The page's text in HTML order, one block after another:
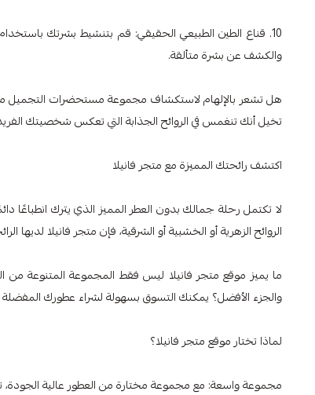
10. قناع الطين الطبيعي الحقيقي: قم بتنشيط بشرتك
والكشف عن بشرة متألقة.
تخيل أنك تنغمس في الروائح الجذابة التي تعكس شخصيتك
اكتشف رائحتك المميزة مع متجر فانيلا
لا تكتمل رحلة جمالك بدون العطر المميز الذي يترك انطباعًا
الروائح الزهرية أو الخشبية أو الشرقية، فإن متجر فانيلا لديها
ما يميز موقع متجر فانيلا ليس فقط المجموعة المتنوعة من
والجزء الأفضل؟ يمكنك التسوق بسهولة لشراء عطورك المفضلة
لماذا تختار موقع متجر فانيلا؟
مجموعة واسعة: مع مجموعة مختارة من العطور عالية الجودة،